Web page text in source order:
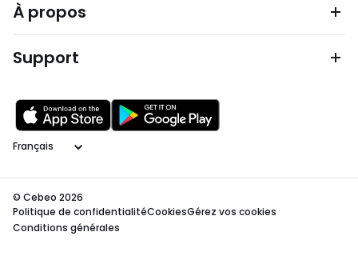
À propos
Support
Langage
© Cebeo 2026
Politique de confidentialitéCookiesGérez vos cookies
Conditions générales